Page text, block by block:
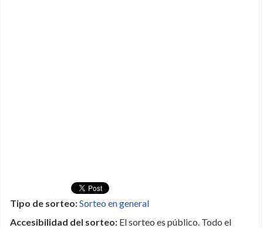
Tipo de sorteo:Sorteo en general
Accesibilidad del sorteo: El sorteo es público. Todo el